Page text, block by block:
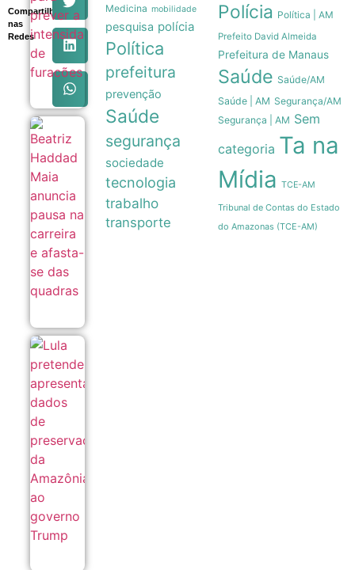
Compartilhe
nas
Redes
Haddad
anuncia
pausa
carreira
Medicina mobilidade
pesquisa polícia
Política
prefeitura
prevenção
Saúde
segurança
sociedade
tecnologia
trabalho
transporte
Polícia Política | AM
Prefeito David Almeida
Prefeitura de Manaus
Saúde Saúde/AM
Saúde | AM Segurança/AM
Segurança | AM Sem
categoria Ta na
Mídia TCE-AM
Tribunal de Contas do Estado
do Amazonas (TCE-AM)